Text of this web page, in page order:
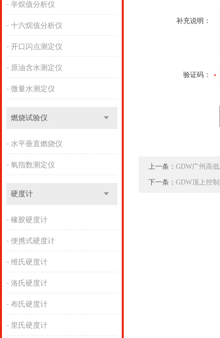
辛烷值分析仪
十六烷值分析仪
开口闪点测定仪
原油含水测定仪
微量水测定仪
燃烧试验仪
水平垂直燃烧仪
氧指数测定仪
硬度计
橡胶硬度计
便携式硬度计
维氏硬度计
洛氏硬度计
布氏硬度计
里氏硬度计
补充说明：
验证码：
上一条： GDW广州高
下一条： GDW顶上控